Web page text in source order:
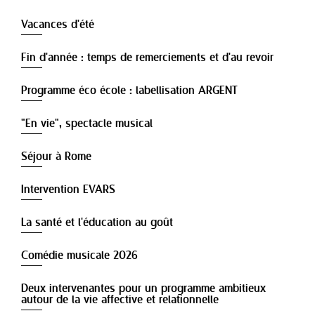
Vacances d'été
Fin d'année : temps de remerciements et d'au revoir
Programme éco école : labellisation ARGENT
"En vie", spectacle musical
Séjour à Rome
Intervention EVARS
La santé et l'éducation au goût
Comédie musicale 2026
Deux intervenantes pour un programme ambitieux
autour de la vie affective et relationnelle